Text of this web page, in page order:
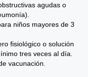
agudas o
niños mayores de 3
fisiológico o solución
tres veces al día.
vacunación.